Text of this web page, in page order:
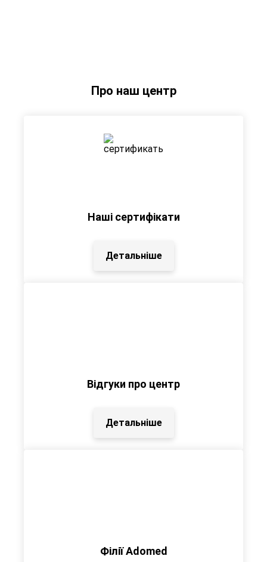
Про наш центр
Наші сертифікати
Детальніше
Відгуки про центр
Детальніше
Філії Adomed